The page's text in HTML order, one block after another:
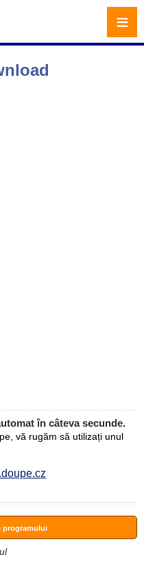
în câteva secunde.
vă rugăm să utilizați unul
programului
≡